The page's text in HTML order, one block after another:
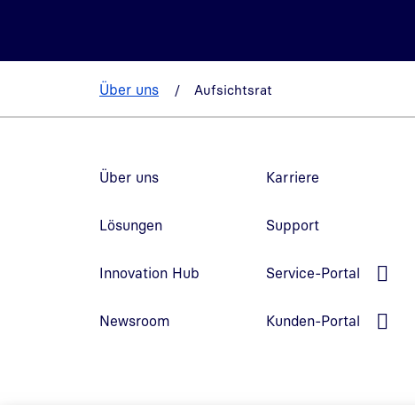
Über uns Aufsichtsrat
Über uns
Lösungen
Innovation Hub
Newsroom
Karriere
Support
Service-Portal
Kunden-Portal